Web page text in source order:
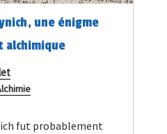
une énigme
alchimique
fut probablement